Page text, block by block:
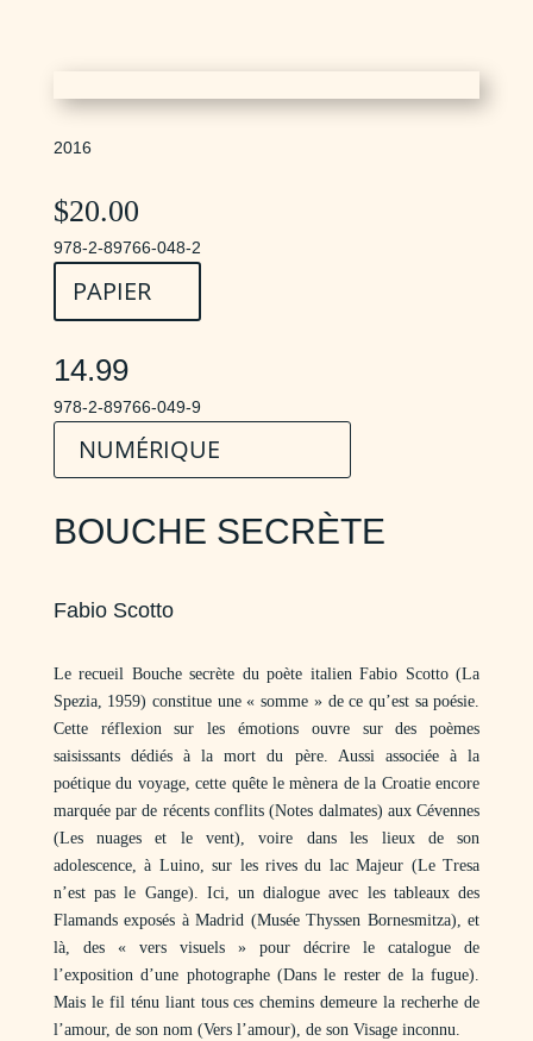
2016
$20.00
978-2-89766-048-2
PAPIER
14.99
978-2-89766-049-9
NUMÉRIQUE
BOUCHE SECRÈTE
Fabio Scotto
Le recueil Bouche secrète du poète italien Fabio Scotto (La
Spezia, 1959) constitue une « somme » de ce qu’est sa poésie.
Cette réflexion sur les émotions ouvre sur des poèmes
saisissants dédiés à la mort du père. Aussi associée à la
poétique du voyage, cette quête le mènera de la Croatie encore
marquée par de récents conflits (Notes dalmates) aux Cévennes
(Les nuages et le vent), voire dans les lieux de son
adolescence, à Luino, sur les rives du lac Majeur (Le Tresa
n’est pas le Gange). Ici, un dialogue avec les tableaux des
Flamands exposés à Madrid (Musée Thyssen Bornesmitza), et
là, des « vers visuels » pour décrire le catalogue de
l’exposition d’une photographe (Dans le rester de la fugue).
Mais le fil ténu liant tous ces chemins demeure la recherhe de
l’amour, de son nom (Vers l’amour), de son Visage inconnu.